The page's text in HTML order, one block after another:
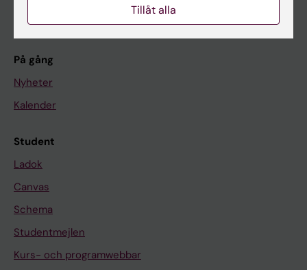
På gång
Nyheter
Kalender
Student
Ladok
Canvas
Schema
Studentmejlen
Kurs- och programwebbar
Tillåt alla